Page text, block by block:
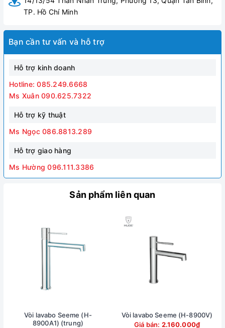
TP. Hồ Chí Minh
Bạn cần tư vấn và hỗ trợ
Hỗ trợ kinh doanh
Hotline: 085.249.6668
Ms Xuân 090.625.7322
Hỗ trợ kỹ thuật
Ms Ngọc 086.8813.289
Hỗ trợ giao hàng
Ms Hường 096.111.3386
Sản phẩm liên quan
Vòi lavabo Seeme (H-
8900A1) (trung)
Vòi lavabo Seeme (H-8900V)
Giá bán: 2.160.000₫